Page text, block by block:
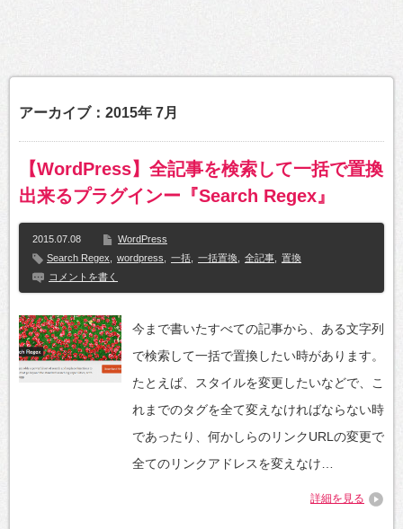
アーカイブ：2015年 7月
【WordPress】全記事を検索して一括で置換
出来るプラグインー『Search Regex』
2015.07.08
WordPress
Search Regex
wordpress 一括 一括置換 全記事
置換
コメントを書く
今まで書いたすべての記事から、ある文字列
で検索して一括で置換したい時があります。
たとえば、スタイルを変更したいなどで、こ
れまでのタグを全て変えなければならない時
であったり、何かしらのリンクURLの変更で
全てのリンクアドレスを変えなけ…
詳細を見る